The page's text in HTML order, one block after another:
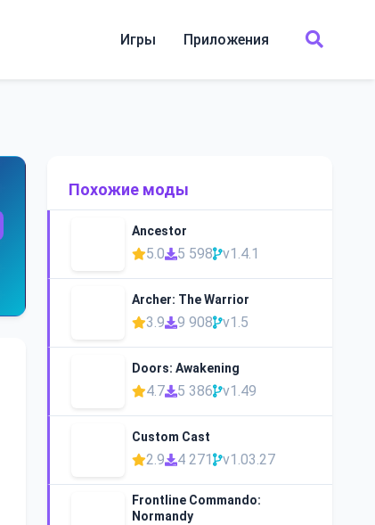
Игры Приложения
Похожие моды
Ancestor
5.0 5 598 v1.4.1
Archer: The Warrior
3.9 9 908 v1.5
Doors: Awakening
4.7 5 386 v1.49
Custom Cast
2.9 4 271 v1.03.27
Frontline Commando:
Normandy